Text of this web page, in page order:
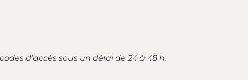
d’accès sous un délai de 24 à 48 h.